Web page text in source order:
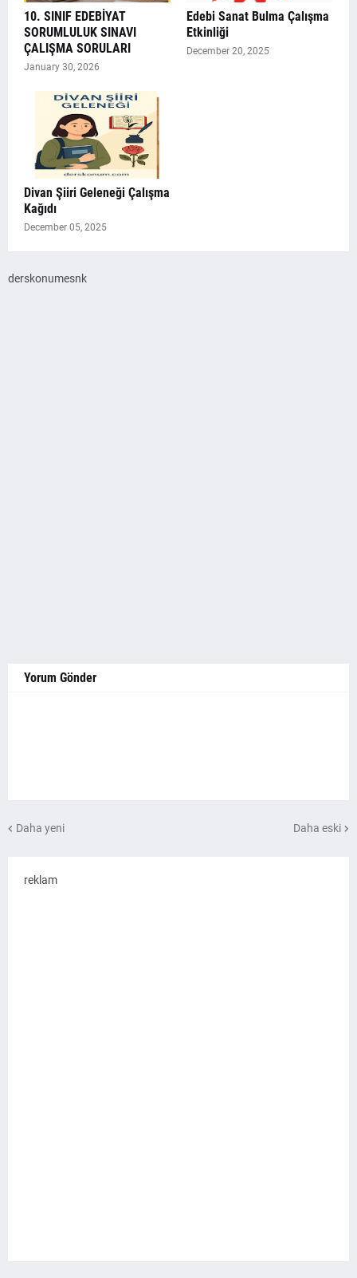
10. SINIF EDEBİYAT
SORUMLULUK SINAVI
ÇALIŞMA SORULARI
January 30, 2026
Edebi Sanat Bulma Çalışma
Etkinliği
December 20, 2025
Divan Şiiri Geleneği Çalışma
Kağıdı
December 05, 2025
derskonumesnk
Yorum Gönder
Daha yeni Daha eski
reklam